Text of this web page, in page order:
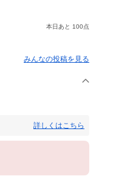
本日あと 100点
みんなの投稿を見る
詳しくはこちら